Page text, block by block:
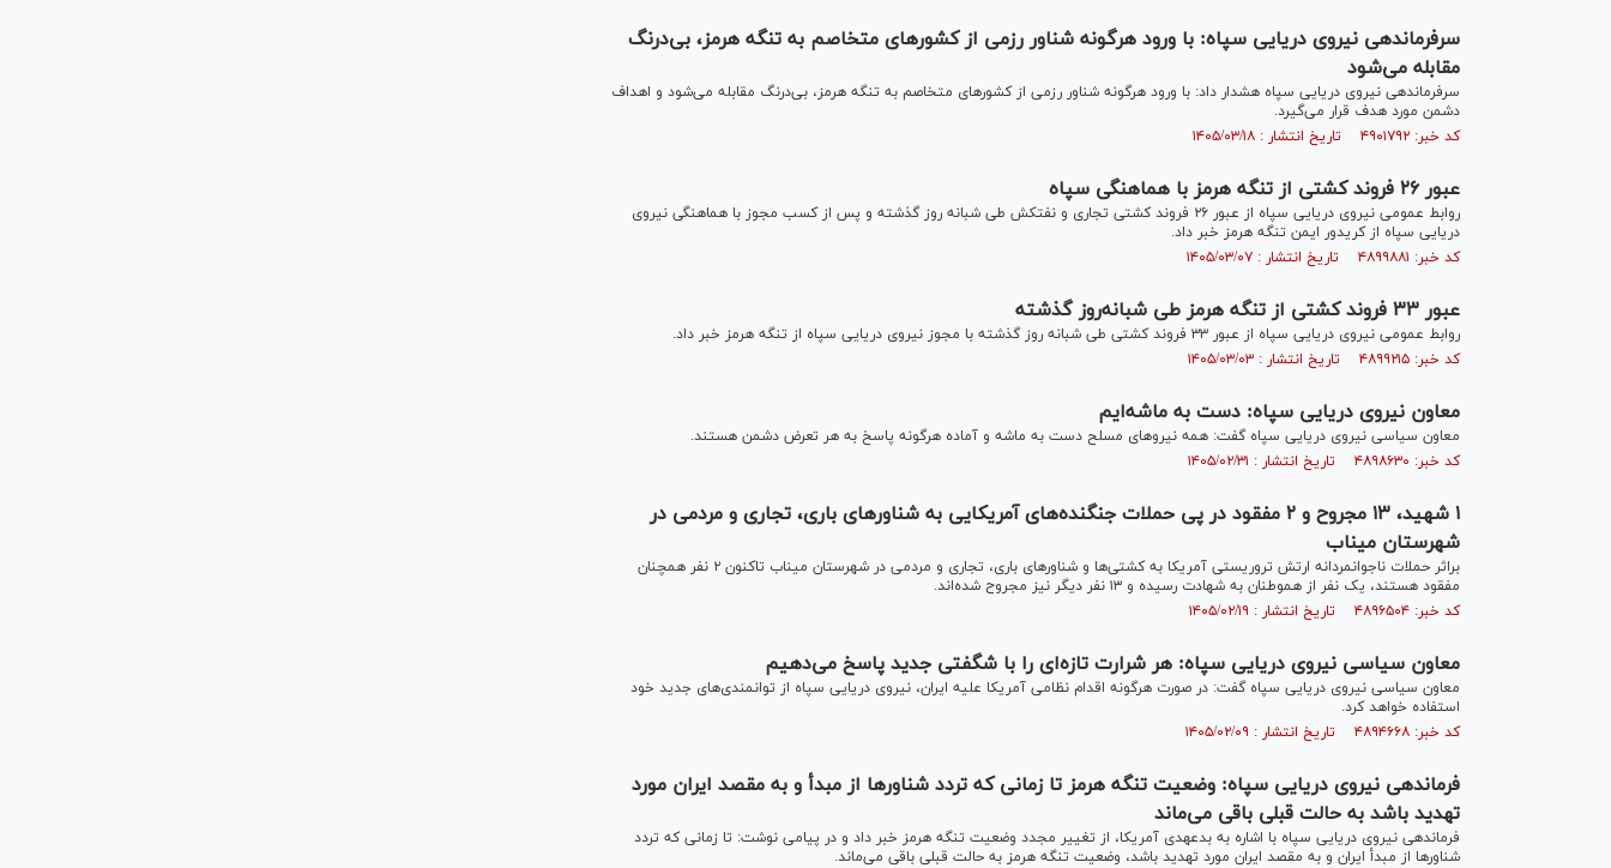
سرفرماندهی نیروی دریایی سپاه: با ورود هرگونه شناور رزمی از کشور‌های متخاصم به تنگه هرمز، بی‌درنگ
مقابله می‌شود
سرفرماندهی نیروی دریایی سپاه هشدار داد: با ورود هرگونه شناور رزمی از کشورهای متخاصم به تنگه هرمز، بی‌درنگ مقابله می‌شود و اهداف
دشمن مورد هدف قرار می‌گیرد.
کد خبر: ۴۹۰۱۷۹۲ تاریخ انتشار : ۱۴۰۵/۰۳/۱۸
عبور ۲۶ فروند کشتی از تنگه هرمز با هماهنگی سپاه
روابط عمومی نیروی دریایی سپاه از عبور ۲۶ فروند کشتی تجاری و نفتکش طی شبانه روز گذشته و پس از کسب مجوز با هماهنگی نیروی
دریایی سپاه از کریدور ایمن تنگه هرمز خبر داد.
کد خبر: ۴۸۹۹۸۸۱ تاریخ انتشار : ۱۴۰۵/۰۳/۰۷
عبور ۳۳ فروند کشتی از تنگه هرمز طی شبانه‌روز گذشته
روابط عمومی نیروی دریایی سپاه از عبور ۳۳ فروند کشتی طی شبانه روز گذشته با مجوز نیروی دریایی سپاه از تنگه هرمز خبر داد.
کد خبر: ۴۸۹۹۲۱۵ تاریخ انتشار : ۱۴۰۵/۰۳/۰۳
معاون نیروی دریایی سپاه: دست به ماشه‌ایم
معاون سیاسی نیروی دریایی سپاه گفت: همه نیروهای مسلح دست به ماشه و آماده هرگونه پاسخ به هر تعرض دشمن هستند.
کد خبر: ۴۸۹۸۶۳۰ تاریخ انتشار : ۱۴۰۵/۰۲/۳۱
۱ شهید، ۱۳ مجروح و ۲ مفقود در پی حملات جنگنده‌های آمریکایی به شناورهای باری، تجاری و مردمی در
شهرستان میناب
براثر حملات ناجوانمردانه ارتش تروریستی آمریکا به کشتی‌ها و شناور‌های باری، تجاری و مردمی در شهرستان میناب تاکنون ۲ نفر همچنان
مفقود هستند، یک نفر از هموطنان به شهادت رسیده و ۱۳ نفر دیگر نیز مجروح شده‌اند.
کد خبر: ۴۸۹۶۵۰۴ تاریخ انتشار : ۱۴۰۵/۰۲/۱۹
معاون سیاسی نیروی دریایی سپاه: هر شرارت تازه‌ای را با شگفتی جدید پاسخ می‌دهیم
معاون سیاسی نیروی دریایی سپاه گفت: در صورت هرگونه اقدام نظامی آمریکا علیه ایران، نیروی دریایی سپاه از توانمندی‌های جدید خود
استفاده خواهد کرد.
کد خبر: ۴۸۹۴۶۶۸ تاریخ انتشار : ۱۴۰۵/۰۲/۰۹
فرماندهی نیروی دریایی سپاه: وضعیت تنگه هرمز تا زمانی که تردد شناور‌ها از مبدأ و به مقصد ایران مورد
تهدید باشد به حالت قبلی باقی می‌ماند
فرماندهی نیروی دریایی سپاه با اشاره به بدعهدی آمریکا، از تغییر مجدد وضعیت تنگه هرمز خبر داد و در پیامی نوشت: تا زمانی که تردد
شناور‌ها از مبدأ ایران و به مقصد ایران مورد تهدید باشد، وضعیت تنگه هرمز به حالت قبلی باقی می‌ماند.